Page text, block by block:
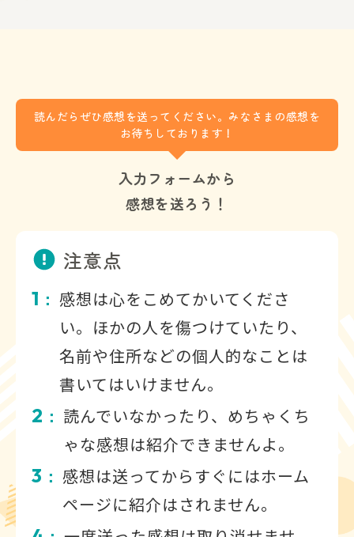
読んだらぜひ感想を送ってください。みなさまの感想を
お待ちしております！
入力フォームから
感想を送ろう！
注意点
1 ： 感想は心をこめてかいてくださ
い。ほかの人を傷つけていたり、
名前や住所などの個人的なことは
書いてはいけません。
2 ： 読んでいなかったり、めちゃくち
ゃな感想は紹介できませんよ。
3 ： 感想は送ってからすぐにはホーム
ページに紹介はされません。